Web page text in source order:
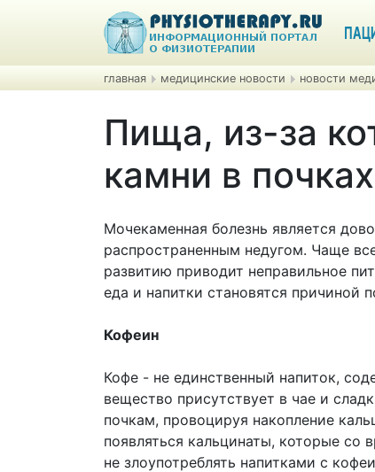
главная медицинские новости новости
Пища, из-за
камни в почках
Мочекаменная болезнь является
распространенным недугом. Чаще
развитию приводит неправильное
еда и напитки становятся причиной
Кофеин
Кофе - не единственный напиток,
вещество присутствует в чае и
почкам, провоцируя накопление
появляться кальцинаты, которые
не злоупотреблять напитками с